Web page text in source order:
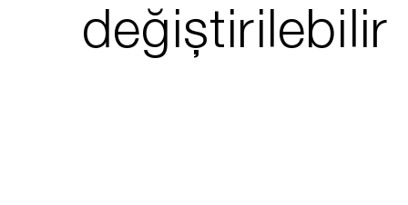
değiştirilebilir